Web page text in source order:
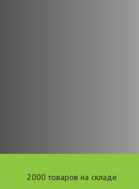
2000 товаров на складе